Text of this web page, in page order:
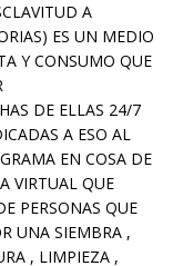
A
ES UN MEDIO
Y CONSUMO QUE
DE ELLAS 24/7
A ESO AL
EN COSA DE
VIRTUAL QUE
PERSONAS QUE
UNA SIEMBRA ,
, LIMPIEZA ,